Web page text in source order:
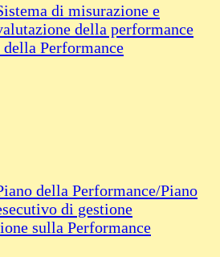
di misurazione e
della performance
della Performance
della Performance/Piano
di gestione
sulla Performance